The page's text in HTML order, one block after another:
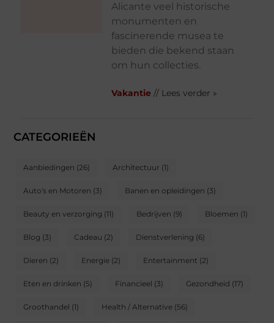
CATEGORIEËN
Aanbiedingen (26) Architectuur (1)
Auto's en Motoren (3) Banen en opleidingen (3)
Beauty en verzorging (11) Bedrijven (9) Bloemen (1)
Blog (3) Cadeau (2) Dienstverlening (6)
Dieren (2) Energie (2) Entertainment (2)
Eten en drinken (5) Financieel (3) Gezondheid (17)
Groothandel (1) Health / Alternative (56)
Alicante veel historische
monumenten en
fascinerende musea te
bieden die bekend staan
om hun collecties.
Vakantie // Lees verder »